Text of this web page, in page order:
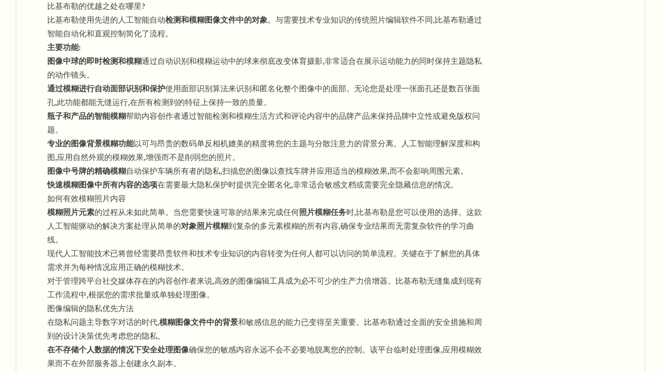
比基布勒的优越之处在哪里?
比基布勒使用先进的人工智能自动检测和模糊图像文件中的对象。与需要技术专业知识的传统照片编辑软件不同,比基布勒通过
智能自动化和直观控制简化了流程。
主要功能:
图像中球的即时检测和模糊通过自动识别和模糊运动中的球来彻底改变体育摄影,非常适合在展示运动能力的同时保持主题隐私
的动作镜头。
通过模糊进行自动面部识别和保护使用面部识别算法来识别和匿名化整个图像中的面部。无论您是处理一张面孔还是数百张面
孔,此功能都能无缝运行,在所有检测到的特征上保持一致的质量。
瓶子和产品的智能模糊帮助内容创作者通过智能检测和模糊生活方式和评论内容中的品牌产品来保持品牌中立性或避免版权问
题。
专业的图像背景模糊功能以可与昂贵的数码单反相机媲美的精度将您的主题与分散注意力的背景分离。人工智能理解深度和构
图,应用自然外观的模糊效果,增强而不是削弱您的照片。
图像中号牌的精确模糊自动保护车辆所有者的隐私,扫描您的图像以查找车牌并应用适当的模糊效果,而不会影响周围元素。
快速模糊图像中所有内容的选项在需要最大隐私保护时提供完全匿名化,非常适合敏感文档或需要完全隐藏信息的情况。
如何有效模糊照片内容
模糊照片元素的过程从未如此简单。当您需要快速可靠的结果来完成任何照片模糊任务时,比基布勒是您可以使用的选择。这款
人工智能驱动的解决方案处理从简单的对象照片模糊到复杂的多元素模糊的所有内容,确保专业结果而无需复杂软件的学习曲
线。
现代人工智能技术已将曾经需要昂贵软件和技术专业知识的内容转变为任何人都可以访问的简单流程。关键在于了解您的具体
需求并为每种情况应用正确的模糊技术。
对于管理跨平台社交媒体存在的内容创作者来说,高效的图像编辑工具成为必不可少的生产力倍增器。比基布勒无缝集成到现有
工作流程中,根据您的需求批量或单独处理图像。
图像编辑的隐私优先方法
在隐私问题主导数字对话的时代,模糊图像文件中的背景和敏感信息的能力已变得至关重要。比基布勒通过全面的安全措施和周
到的设计决策优先考虑您的隐私。
在不存储个人数据的情况下安全处理图像确保您的敏感内容永远不会不必要地脱离您的控制。该平台临时处理图像,应用模糊效
果而不在外部服务器上创建永久副本。